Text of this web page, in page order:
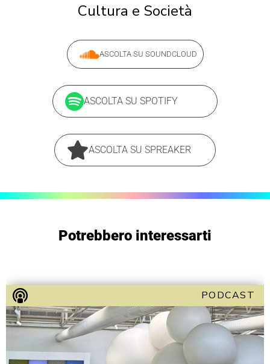
Cultura e Società
ASCOLTA SU SOUNDCLOUD
ASCOLTA SU SPOTIFY
ASCOLTA SU SPREAKER
Potrebbero interessarti
PODCAST